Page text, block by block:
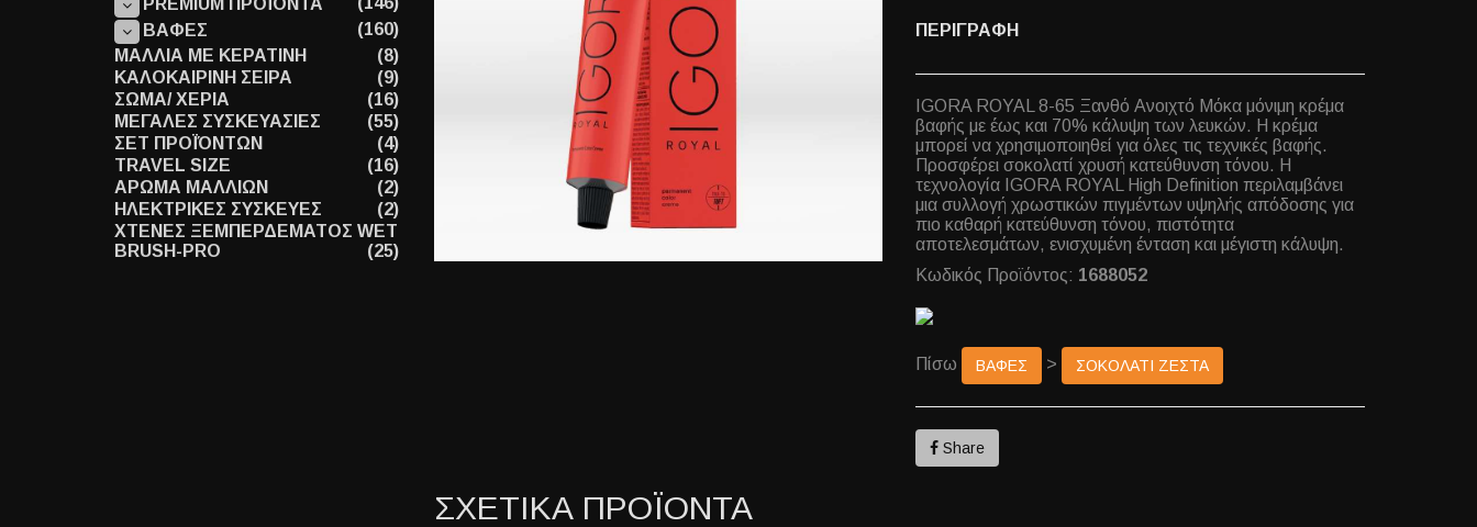
ΠΕΡΙΓΡΑΦΗ
IGORA ROYAL 8-65 Ξανθό Ανοιχτό Μόκα μόνιμη κρέμα
βαφής με έως και 70% κάλυψη των λευκών. Η κρέμα
μπορεί να χρησιμοποιηθεί για όλες τις τεχνικές βαφής.
Προσφέρει σοκολατί χρυσή κατεύθυνση τόνου. Η
τεχνολογία IGORA ROYAL High Definition περιλαμβάνει
μια συλλογή χρωστικών πιγμέντων υψηλής απόδοσης για
πιο καθαρή κατεύθυνση τόνου, πιστότητα
αποτελεσμάτων, ενισχυμένη ένταση και μέγιστη κάλυψη.
Κωδικός Προϊόντος: 1688052
Πίσω ΒΑΦΕΣ > ΣΟΚΟΛΑΤΙ ΖΕΣΤΑ
Share
ΣΧΕΤΙΚΑ ΠΡΟΪΟΝΤΑ
PREMIUM ΠΡΟΪΟΝΤΑ
ΒΑΦΕΣ
(160)
ΜΑΛΛΙΑ ΜΕ ΚΕΡΑΤΙΝΗ
(8)
ΚΑΛΟΚΑΙΡΙΝΗ ΣΕΙΡΑ
(9)
ΣΩΜΑ/ ΧΕΡΙΑ
(16)
ΜΕΓΑΛΕΣ ΣΥΣΚΕΥΑΣΙΕΣ
(55)
ΣΕΤ ΠΡΟΪΌΝΤΩΝ
(4)
TRAVEL SIZE
(16)
ΑΡΩΜΑ ΜΑΛΛΙΩΝ
(2)
ΗΛΕΚΤΡΙΚΕΣ ΣΥΣΚΕΥΕΣ
(2)
ΧΤΕΝΕΣ ΞΕΜΠΕΡΔΕΜΑΤΟΣ WET
BRUSH-PRO
(25)